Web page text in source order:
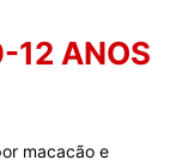
12 ANOS
macacão e